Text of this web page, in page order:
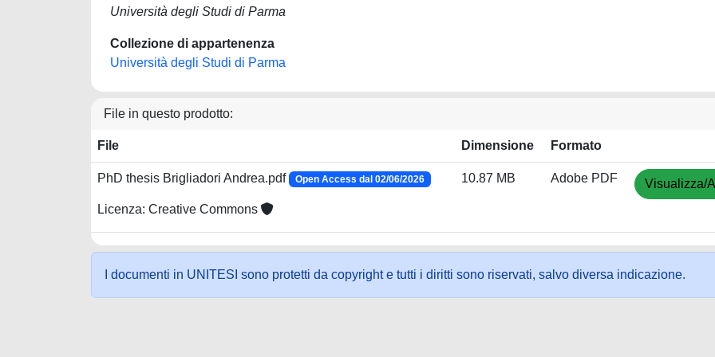
Università degli Studi di Parma
Collezione di appartenenza
Università degli Studi di Parma
File in questo prodotto:
File Dimensione Formato
PhD thesis Brigliadori Andrea.pdf Open Access dal 02/06/2026
Licenza: Creative Commons
10.87 MB Adobe PDF Visualizza/
I documenti in UNITESI sono protetti da copyright e tutti i diritti sono riservati, salvo diversa indicazione.